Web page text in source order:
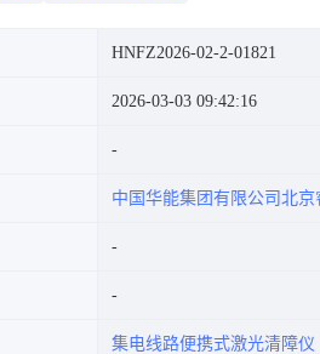
HNFZ2026-02-2-01821
2026-03-03 09:42:16
中国华能集团有限公司北
集电线路便携式激光清障仪